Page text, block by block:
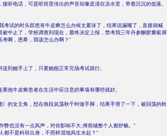
听电话，可是听筒里传出的声音却像是浸在凉水里，带着沉沉的低落。
考试的时头部患有牛皮癣怎么办候太紧张了，结果说漏嘴了，直接就喊
被中止了，学校调查到现在，最终决定上报，禁考我三年丹参酮胶囊银屑
啊，恩希，我该怎么办啊？”
到她手上了，只要她能正常完场考试就行。
他牛皮癣患者在生活中应注意的事项有哪些就好。
的女主角，想在推段岚荡秋千时做手脚，结果手滑了一下，被回荡的秋
弊也没有一点风声，对你影响不大,傅燕城整个人都舒畅。”
都不是科班出身，不照样混地风生水起？”